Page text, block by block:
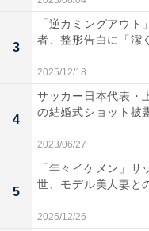
3
「逆カミングアウ
者、整形告白に「潔
2025/12/18
4
サッカー日本代表・
の結婚式ショット披
2023/06/27
5
「年々イケメン」
世、モデル美人妻と
2025/12/26